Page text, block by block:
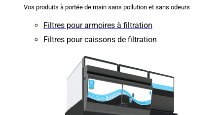
Vos produits à portée de main sans pollution et sans odeurs
Filtres pour armoires à filtration
Filtres pour caissons de filtration